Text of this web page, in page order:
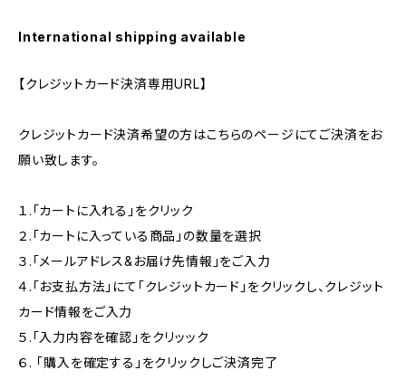
International shipping available
【クレジットカード決済専用URL】
クレジットカード決済希望の方はこちらのページにてご決済をお
願い致します。
１.「カートに入れる」をクリック
２.「カートに入っている商品」の数量を選択
３.「メールアドレス&お届け先情報」をご入力
４.「お支払方法」にて「クレジットカード」をクリックし、クレジット
カード情報をご入力
５.「入力内容を確認」をクリッック
６. 「購入を確定する」をクリックしご決済完了